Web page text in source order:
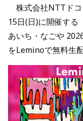
株式会社NTTドコ
15日(日)に開催す
あいち・なごや
をLeminoで無料生